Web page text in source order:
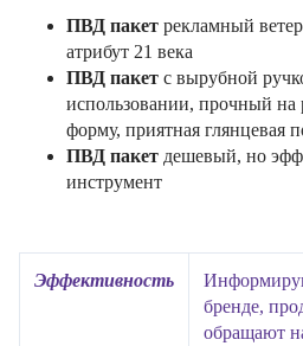
ПВД пакет рекламный
атрибут 21 века
ПВД пакет с вырубной
использовании, прочный
форму, приятная глянцевая
ПВД пакет дешевый, но
инструмент
Эффективность
бренде,
обращают